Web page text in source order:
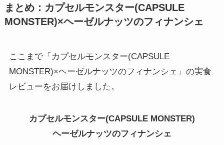
まとめ：カプセルモンスター(CAPSULE
MONSTER)×ヘーゼルナッツのフィナンシェ
ここまで「カプセルモンスター(CAPSULE
MONSTER)×ヘーゼルナッツのフィナンシェ」の実食
レビューをお届けしました。
カプセルモンスター(CAPSULE MONSTER)
ヘーゼルナッツのフィナンシェ